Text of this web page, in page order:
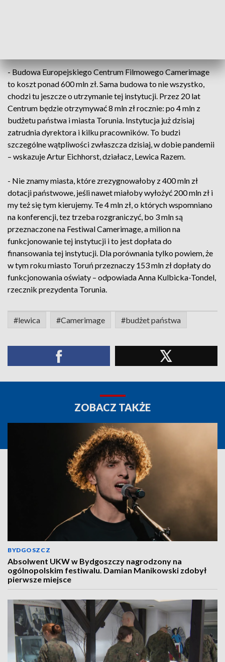
- Budowa Europejskiego Centrum Filmowego Camerimage
to koszt ponad 600 mln zł. Sama budowa to nie wszystko,
chodzi tu jeszcze o utrzymanie tej instytucji. Przez 20 lat
Centrum będzie otrzymywać 8 mln zł rocznie: po 4 mln z
budżetu państwa i miasta Torunia. Instytucja już dzisiaj
zatrudnia dyrektora i kilku pracowników. To budzi
szczególne wątpliwości zwłaszcza dzisiaj, w dobie pandemii
– wskazuje Artur Eichhorst, działacz, Lewica Razem.
- Nie znamy miasta, które zrezygnowałoby z 400 mln zł
dotacji państwowe, jeśli nawet miałoby wyłożyć 200 mln zł i
my też się tym kierujemy. Te 4 mln zł, o których wspomniano
na konferencji, tez trzeba rozgraniczyć, bo 3 mln są
przeznaczone na Festiwal Camerimage, a milion na
funkcjonowanie tej instytucji i to jest dopłata do
finansowania tej instytucji. Dla porównania tylko powiem, że
w tym roku miasto Toruń przeznaczy 153 mln zł dopłaty do
funkcjonowania oświaty – odpowiada Anna Kulbicka-Tondel,
rzecznik prezydenta Torunia.
#lewica #Camerimage #budżet państwa
ZOBACZ TAKŻE
BYDGOSZCZ
Absolwent UKW w Bydgoszczy nagrodzony na
ogólnopolskim festiwalu. Damian Manikowski zdobył
pierwsze miejsce